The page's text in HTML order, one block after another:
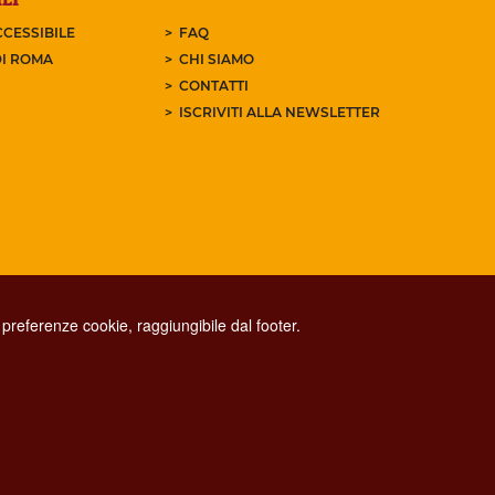
ROMA
FAQ
CHI SIAMO
CONTATTI
ISCRIVITI ALLA NEWSLETTER
cookie, raggiungibile dal footer.